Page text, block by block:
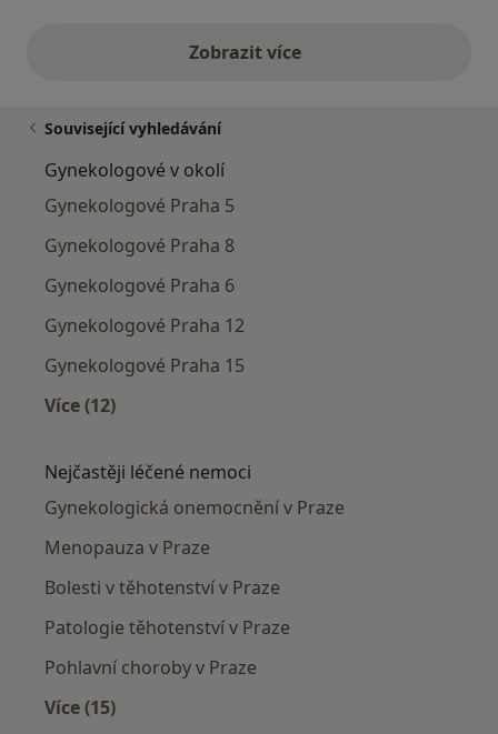
Zobrazit vícevýše uvedené názory
Související vyhledávání
Gynekologové v okolí
Gynekologové Praha 5
Gynekologové Praha 8
Gynekologové Praha 6
Gynekologové Praha 12
Gynekologové Praha 15
Více (12)
Nejčastěji léčené nemoci
Gynekologická onemocnění v Praze
Menopauza v Praze
Bolesti v těhotenství v Praze
Patologie těhotenství v Praze
Pohlavní choroby v Praze
Více (15)